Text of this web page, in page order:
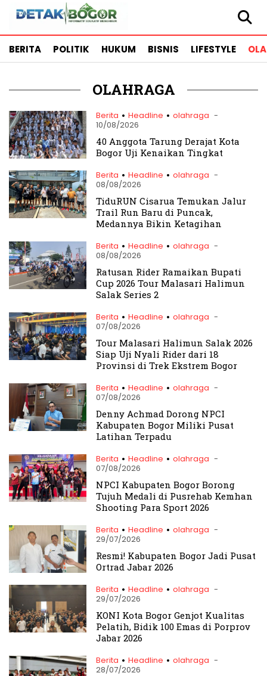
BERITA POLITIK HUKUM BISNIS LIFESTYLE
OLAHRAGA
Berita . Headline . olahraga -
10/08/2026
40 Anggota Tarung Derajat Kota
Bogor Uji Kenaikan Tingkat
Berita . Headline . olahraga -
08/08/2026
TiduRUN Cisarua Temukan Jalur
Trail Run Baru di Puncak,
Medannya Bikin Ketagihan
Berita . Headline . olahraga -
08/08/2026
Ratusan Rider Ramaikan Bupati
Cup 2026 Tour Malasari Halimun
Salak Series 2
Berita . Headline . olahraga -
07/08/2026
Tour Malasari Halimun Salak 2026
Siap Uji Nyali Rider dari 18
Provinsi di Trek Ekstrem Bogor
Berita . Headline . olahraga -
07/08/2026
Denny Achmad Dorong NPCI
Kabupaten Bogor Miliki Pusat
Latihan Terpadu
Berita . Headline . olahraga -
07/08/2026
NPCI Kabupaten Bogor Borong
Tujuh Medali di Pusrehab Kemhan
Shooting Para Sport 2026
Berita . Headline . olahraga -
29/07/2026
Resmi! Kabupaten Bogor Jadi Pusat
Ortrad Jabar 2026
Berita . Headline . olahraga -
29/07/2026
KONI Kota Bogor Genjot Kualitas
Pelatih, Bidik 100 Emas di Porprov
Jabar 2026
Berita . Headline . olahraga -
28/07/2026